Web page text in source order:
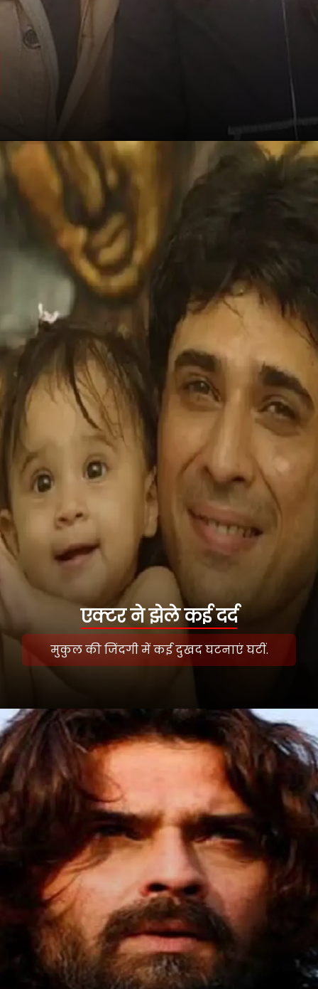
एक्टर ने झेले कई दर्द
मुकुल की जिंदगी में कई दुखद घटनाएं घटीं.